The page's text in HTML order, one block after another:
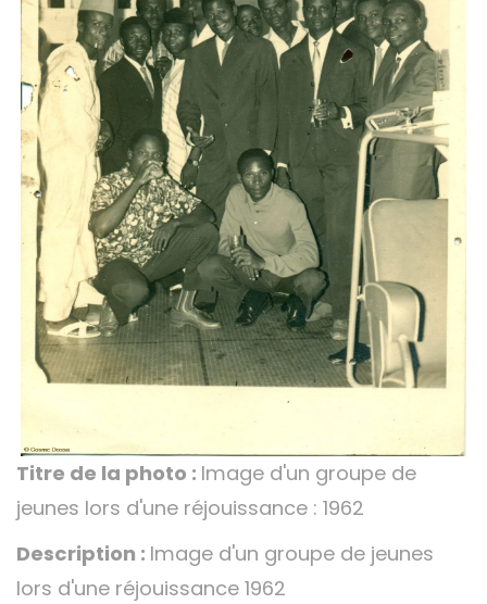
Titre de la photo : Image d'un groupe de
jeunes lors d'une réjouissance : 1962
Description : Image d'un groupe de jeunes
lors d'une réjouissance 1962